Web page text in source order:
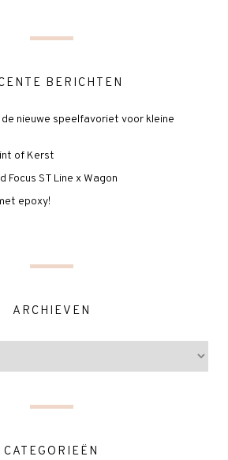
BERICHTEN
de nieuwe speelfavoriet voor kleine
of Kerst
Focus ST Line x Wagon
epoxy!
ARCHIEVEN
CATEGORIEËN